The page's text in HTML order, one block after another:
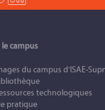
le campus
du campus d’ISAE-
technologiques
pratique